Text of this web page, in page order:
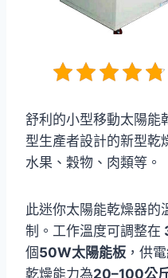
舒利的小型移動太陽能
型生產者設計的新型乾
水果、穀物、肉類等。
此迷你太陽能乾燥器的
制。工作溫度可調整在
個 50W太陽能板 ，供
乾燥能力為20–100公